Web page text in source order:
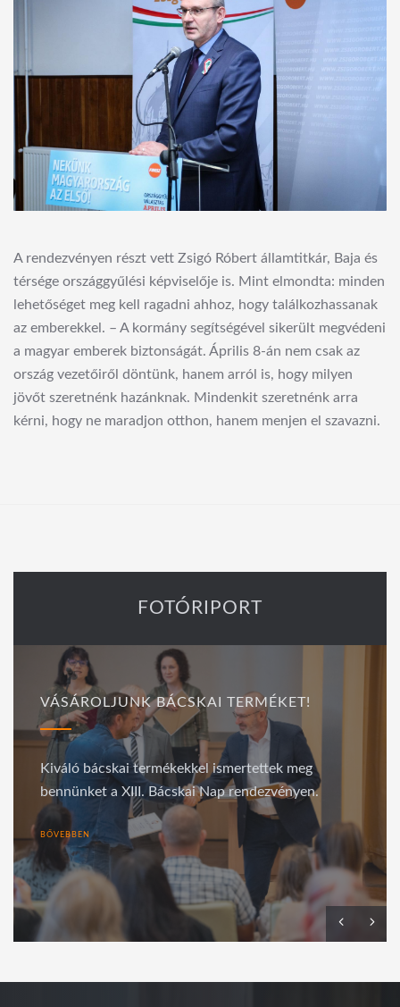
A rendezvényen részt vett Zsigó Róbert államtitkár, Baja és
térsége országgyűlési képviselője is. Mint elmondta: minden
lehetőséget meg kell ragadni ahhoz, hogy találkozhassanak
az emberekkel. – A kormány segítségével sikerült megvédeni
a magyar emberek biztonságát. Április 8-án nem csak az
ország vezetőiről döntünk, hanem arról is, hogy milyen
jövőt szeretnénk hazánknak. Mindenkit szeretnénk arra
kérni, hogy ne maradjon otthon, hanem menjen el szavazni.
FOTÓRIPORT
VÁSÁROLJUNK BÁCSKAI TERMÉKET!
Kiváló bácskai termékekkel ismertettek meg
bennünket a XIII. Bácskai Nap rendezvényen.
BŐVEBBEN